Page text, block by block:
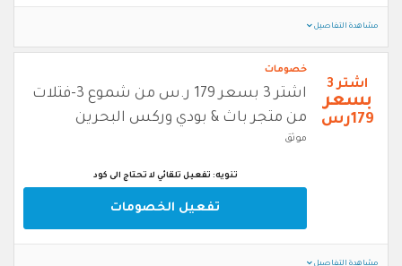
مشاهدة التفاصيل
اشتر 3
بسعر
179رس
خصومات
اشتر 3 بسعر 179 ر.س من شموع 3-فتلات
من متجر باث & بودي وركس البحرين
موثق
تنويه: تفعيل تلقائي لا تحتاج الى كود
تفعيل الخصومات
مشاهدة التفاصيل